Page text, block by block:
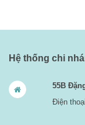
Hệ thống chi
55B
Điện